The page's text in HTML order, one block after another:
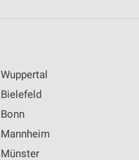
Wuppertal
Bielefeld
Bonn
Mannheim
Münster